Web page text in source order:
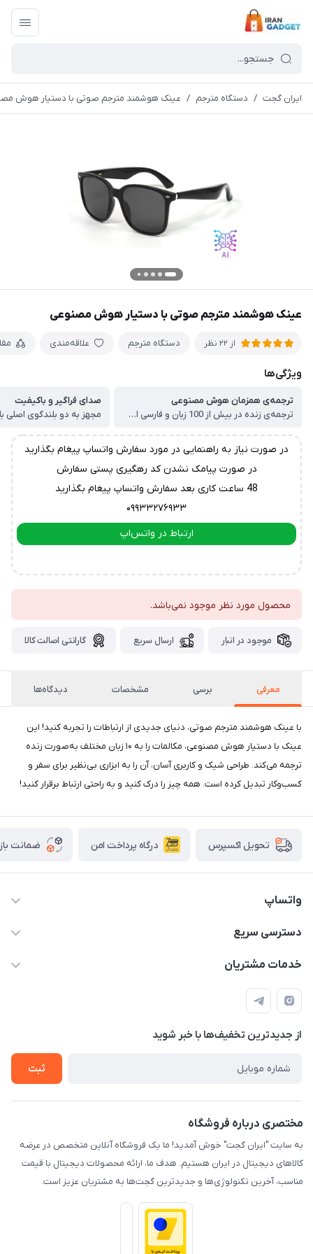
ایران گجت / دستگاه مترجم / عینک هوشمند مترجم صوتی با دستیار هوش
عینک هوشمند مترجم صوتی با دستیار هوش مصنوعی
از 22 نظر دستگاه مترجم علاقه‌مندی
ویژگی‌ها
ترجمه‌ی همزمان هوش مصنوعی
ترجمه‌ی زنده در بیش از 100 زبان و فارسی ایده‌آل برای سفرهای بین‌المللی و ارتباطات چندزبانه
صدای فراگیر و باکیفیت
در صورت نیاز به راهنمایی در مورد سفارش واتساپ پیغام بگذارید
در صورت پیامک نشدن کد رهگیری پستی سفارش
48 ساعت کاری بعد سفارش واتساپ پیغام بگذارید
۰۹۹۳۳۲۷۶۹۳۳
ارتباط در واتس‌اپ
محصول مورد نظر موجود نمی‌باشد.
موجود در انبار ارسال سریع گارانتی اصالت کالا
معرفی برسی مشخصات دیدگاه‌ها
با عینک هوشمند مترجم صوتی، دنیای جدیدی از ارتباطات را تجربه کنید! این
عینک با دستیار هوش مصنوعی، مکالمات را به ۱۰ زبان مختلف به‌صورت زنده
ترجمه می‌کند. طراحی شیک و کاربری آسان، آن را به ابزاری بی‌نظیر برای سفر و
کسب‌وکار تبدیل کرده است. همه چیز را درک کنید و به راحتی ارتباط برقرار کنید!
تحویل اکسپرس درگاه پرداخت امن ضمانت
واتساپ
09933276933 واتس اپ و اینستاگرام - فقط
دسترسی سریع
حساب کاربری
لیست محصولات
درباره ما
خدمات مشتریان
قوانین و مقررات
حریم خصوصی
راهنما
از جدید‌ترین تخفیف‌ها با‌ خبر شوید
ثبت
مختصری درباره فروشگاه
به سایت "ایران گجت" خوش آمدید! ما یک فروشگاه آنلاین متخصص در عرضه
کالاهای دیجیتال در ایران هستیم. هدف ما، ارائه محصولات دیجیتال با قیمت
مناسب، آخرین تکنولوژی‌ها و جدیدترین گجت‌ها به مشتریان عزیز است.